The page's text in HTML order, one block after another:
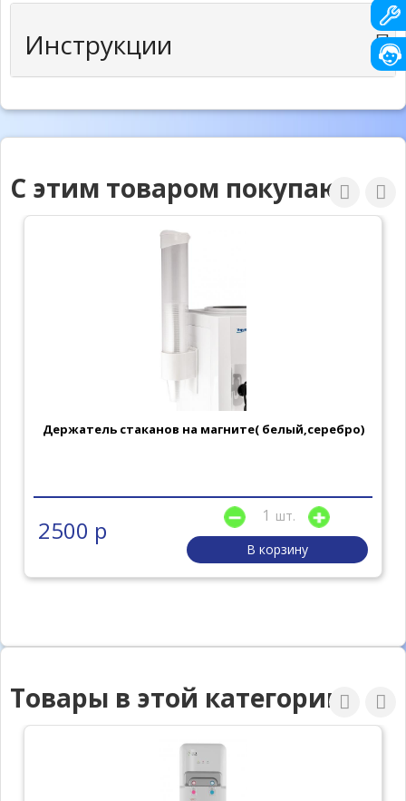
Инструкции
С этим товаром покупают
Держатель стаканов на магните( белый,серебро)
2500 р
шт.
В корзину
Товары в этой категории